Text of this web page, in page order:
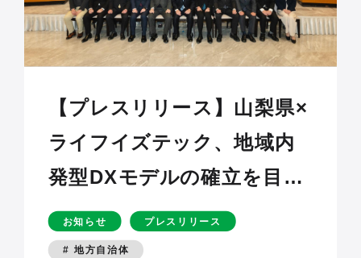
【プレスリリース】山梨県×
ライフイズテック、地域内
発型DXモデルの確立を目指
す「山梨県DX人材育成エコ
システム創出事業」、事業2
お知らせ プレスリリース
# 地方自治体